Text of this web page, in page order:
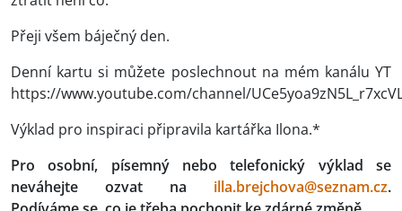
Přeji všem báječný den.
Denní kartu si můžete poslechnout na mém kanálu YT
https://www.youtube.com/channel/
Výklad pro inspiraci připravila kartářka Ilona.*
Pro osobní, písemný nebo telefonický výklad se
neváhejte ozvat na illa.brejchova@seznam.cz.